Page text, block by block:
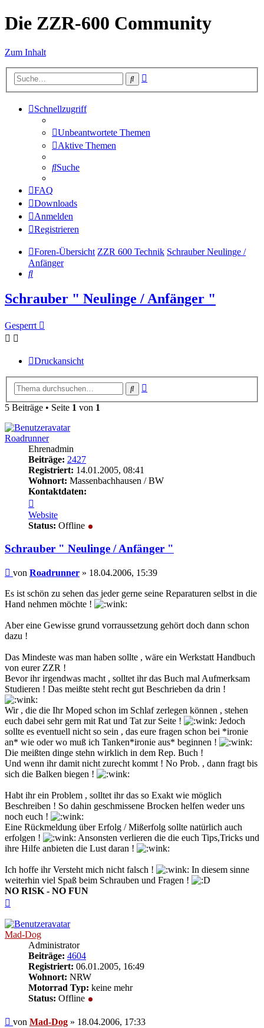
Die ZZR-600 Community
Zum Inhalt
Suche
Schnellzugriff
Unbeantwortete Themen
Aktive Themen
Suche
FAQ
Downloads
Anmelden
Registrieren
Foren-Übersicht ZZR 600 Technik Schrauber Neulinge /
Anfänger
Suche
Schrauber " Neulinge / Anfänger "
Gesperrt
Druckansicht
Suche
5 Beiträge • Seite 1 von 1
Roadrunner
Ehrenadmin
Beiträge: 2427
Registriert: 14.01.2005, 08:41
Wohnort: Massenbachhausen / BW
Kontaktdaten:
von
Roadrunner
Website
Status: Offline
Schrauber " Neulinge / Anfänger "
Beitrag
von Roadrunner » 18.04.2006, 15:39
Es ist schön zu sehen das jeder gerne seine Reparaturen selbst in die
Hand nehmen möchte !
Aber eine Gewisse grund vorraussetzung gehört doch dann schon
dazu !
Das Mindeste was man haben sollte , wäre ein Werkstatt Handbuch
von eurer ZZR !
Bevor ihr irgendwas macht , solltet ihr das Buch mal Aufmerksam
Studieren ! Das meißte steht recht gut Beschrieben da drin !
Wir , die die Ihr Moped schon im Schlaf zerlegen können , stehen
euch dabei sehr gern mit Rat und Tat zur Seite !
Jedoch
sollte es eventuell nicht so sein , das eure fragen schon bei *ironie
an* wie oder wo muß ich Tanken*ironie aus* beginnen !
Die meißten dinge stehn wirklich in dem Rep. Buch !
Und wenn ihr damit nicht zurecht kommt ! No Prob. , dann fragt bis
sich die Balken biegen !
Habt ihr ein Problem , solltet ihr das so Exakt wie möglich
Beschreiben ! So dahin geschmissene Brocken helfen weder uns
noch euch !
Eine Rückmeldung über Erfolg / Mißerfolg sollte natürlich auch
erfolgen !
Ansonsten verlieren die die euch Tips,Tricks und
ihre Hilfe anbieten die Lust daran !
Ich hoffe ihr Versteht mich nicht falsch !
In diesem sinne
weiterhin viel Spaß beim Schrauben und Fragen !
NO RISK - NO FUN
Mad-Dog
Administrator
Beiträge: 4604
Registriert: 06.01.2005, 16:49
Wohnort: NRW
Motorrad Typ: keine mehr
Status: Offline
Beitrag
von Mad-Dog » 18.04.2006, 17:33